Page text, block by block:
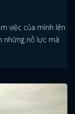
việc của mình lên
những nỗ lực mà